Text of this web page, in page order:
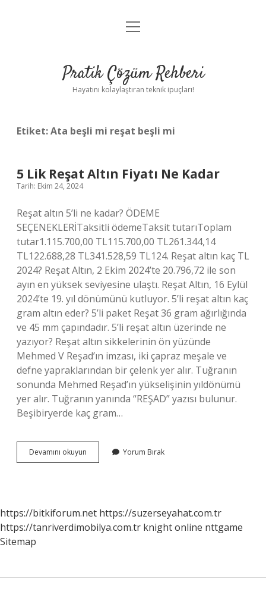
Anasayfa
Yasal Uyarı
menüyü
Pratik Çözüm Rehberi
Hayatını kolaylaştıran teknik ipuçları!
Etiket:Ata beşli mi reşat beşli mi
5 Lik Reşat Altın Fiyatı Ne Kadar
Tarih: Ekim 24, 2024
Reşat altın 5’li ne kadar? ÖDEME
SEÇENEKLERİTaksitli ödemeTaksit tutarıToplam
tutar1.115.700,00 TL115.700,00 TL261.344,14
TL122.688,28 TL341.528,59 TL124. Reşat altın kaç TL
2024? Reşat Altın, 2 Ekim 2024’te 20.796,72 ile son
ayın en yüksek seviyesine ulaştı. Reşat Altın, 16 Eylül
2024’te 19. yıl dönümünü kutluyor. 5’li reşat altın kaç
gram altın eder? 5’li paket Reşat 36 gram ağırlığında
ve 45 mm çapındadır. 5’li reşat altın üzerinde ne
yazıyor? Reşat altın sikkelerinin ön yüzünde
Mehmed V Reşad’ın imzası, iki çapraz meşale ve
defne yapraklarından bir çelenk yer alır. Tuğranın
sonunda Mehmed Reşad’ın yükselişinin yıldönümü
yer alır. Tuğranın yanında “REŞAD” yazısı bulunur.
Beşibiryerde kaç gram…
Devamını okuyun
Lik
Kadar
Yorum Bırak
https://bitkiforum.net https://suzerseyahat.com.tr
https://tanriverdimobilya.com.tr knight online nttgame
Sitemap